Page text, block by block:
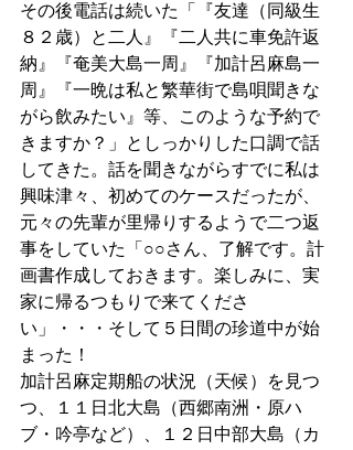
その後電話は続いた「『友達（同級生
８２歳）と二人』『二人共に車免許返
納』『奄美大島一周』『加計呂麻島一
周』『一晩は私と繁華街で島唄聞きな
がら飲みたい』等、このような予約で
きますか？」としっかりした口調で話
してきた。話を聞きながらすでに私は
興味津々、初めてのケースだったが、
元々の先輩が里帰りするようで二つ返
事をしていた「○○さん、了解です。計
画書作成しておきます。楽しみに、実
家に帰るつもりで来てくださ
い」・・・そして５日間の珍道中が始
まった！
加計呂麻定期船の状況（天候）を見つ
つ、１１日北大島（西郷南洲・原ハ
ブ・吟亭など）、１２日中部大島（カ